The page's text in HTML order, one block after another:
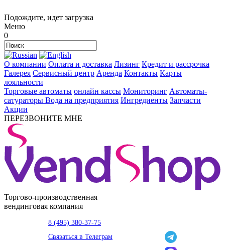
Подождите, идет загрузка
Меню
0
О компании Оплата и доставка Лизинг Кредит и рассрочка
Галерея Сервисный центр Аренда Контакты Карты
лояльности
Торговые автоматы онлайн кассы Мониторинг Автоматы-
сатураторы Вода на предприятия Ингредиенты Запчасти
Акции
ПЕРЕЗВОНИТЕ МНЕ
Торгово-производственная
вендинговая компания
8 (495) 380-37-75
Связаться в Телеграм